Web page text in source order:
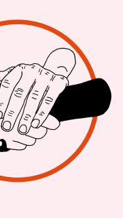
taz/dpa| Etwa
Aufnahmezusage
Kanzler Friedrich
Bundesrepublik.
Afghanistan
islamistischen
Zu befürchten
und sogar